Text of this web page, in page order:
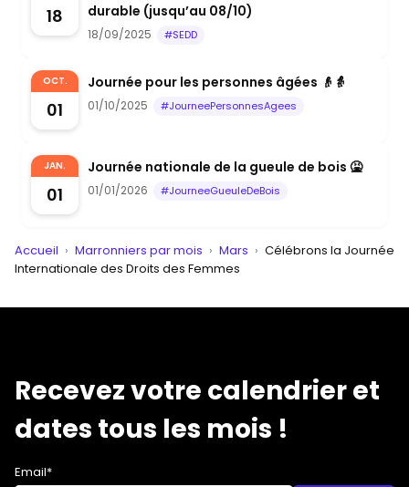
18
durable (jusqu’au 08/10)
18/09/2025 #SEDD
OCT.
01
Journée pour les personnes âgées 👴👵
01/10/2025 #JourneePersonnesAgees
JAN.
01
Journée nationale de la gueule de bois 🤮
01/01/2026 #JourneeGueuleDeBois
Accueil › Marronniers par mois › Mars › Célébrons la Journée
Internationale des Droits des Femmes
Recevez votre calendrier et
dates tous les mois !
Email*